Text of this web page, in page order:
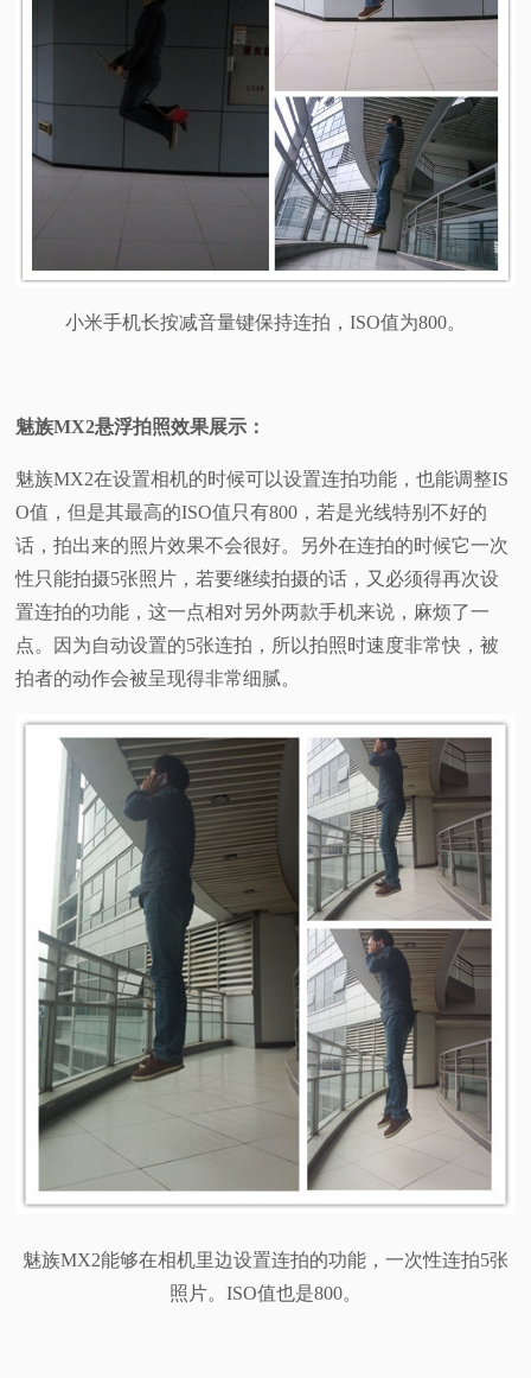
小米手机长按减音量键保持连拍，ISO值为800。
魅族MX2悬浮拍照效果展示：
魅族MX2在设置相机的时候可以设置连拍功能，也能调整IS
O值，但是其最高的ISO值只有800，若是光线特别不好的
话，拍出来的照片效果不会很好。另外在连拍的时候它一次
性只能拍摄5张照片，若要继续拍摄的话，又必须得再次设
置连拍的功能，这一点相对另外两款手机来说，麻烦了一
点。因为自动设置的5张连拍，所以拍照时速度非常快，被
拍者的动作会被呈现得非常细腻。
魅族MX2能够在相机里边设置连拍的功能，一次性连拍5张
照片。ISO值也是800。